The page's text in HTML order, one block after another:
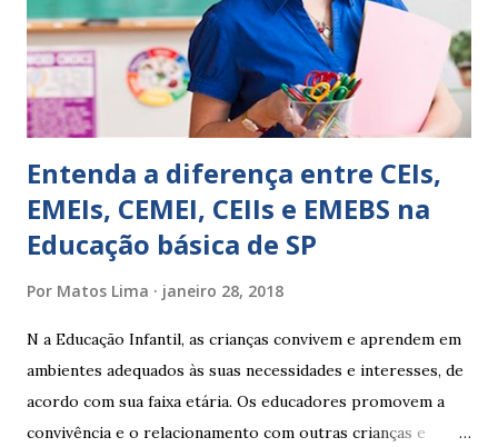
Apresenta dificuldades de auto-regulação, pois… É nervoso
Ainda não desenvolveu habilidades para convívio no
ambiente...
Entenda a diferença entre CEIs,
EMEIs, CEMEI, CEIIs e EMEBS na
Educação básica de SP
Por Matos Lima janeiro 28, 2018
N a Educação Infantil, as crianças convivem e aprendem em
ambientes adequados às suas necessidades e interesses, de
acordo com sua faixa etária. Os educadores promovem a
convivência e o relacionamento com outras crianças e